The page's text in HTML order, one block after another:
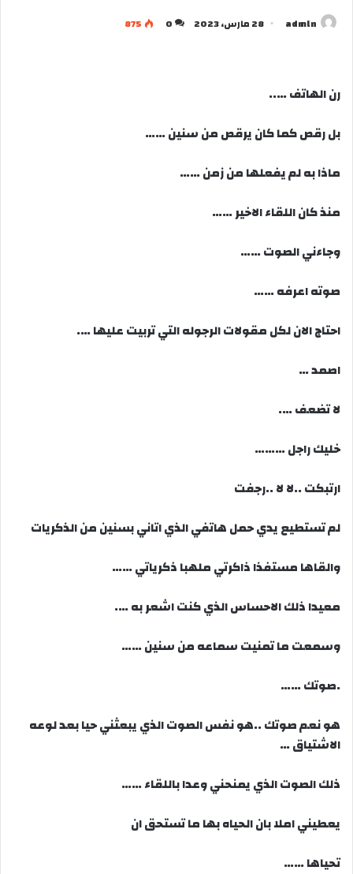
admln 28 مارس، 2023 0
875
رن الهاتف …..
بل رقص كما كان يرقص من سنين ……
ماذا به لم يفعلها من زمن ……
منذ كان اللقاء الاخير ……
وجاءني الصوت ……
صوته اعرفه ……
احتاج الان لكل مقولات الرجوله التي تربيت عليها ….
اصمد …
لا تضعف ….
خليك راجل ………
ارتبكت ..لا لا ..رجفت
لم تستطيع يدي حمل هاتفي الذي اتاني بسنين من الذكريات
والقاها مستفذا ذاكرتي ملهبا ذكرياتي ……
معيدا ذلك الاحساس الذي كنت اشعر به ….
وسمعت ما تمنيت سماعه من سنين ……
.صوتك ……
هو نعم صوتك ..هو نفس الصوت الذي يبعثني حيا بعد لوعه
الاشتياق …
ذلك الصوت الذي يمنحني وعدا باللقاء ……
يعطيني املا بان الحياه بها ما تستحق ان
تحياها ……